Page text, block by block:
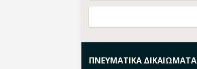
ΠΝΕΥΜΑΤΙΚΑ ΔΙΚΑΙΩΜΑΤΑ